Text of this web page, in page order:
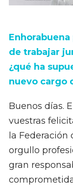
de trabajar
¿qué ha
nuevo cargo
Buenos días.
vuestras
la
orgullo
gran